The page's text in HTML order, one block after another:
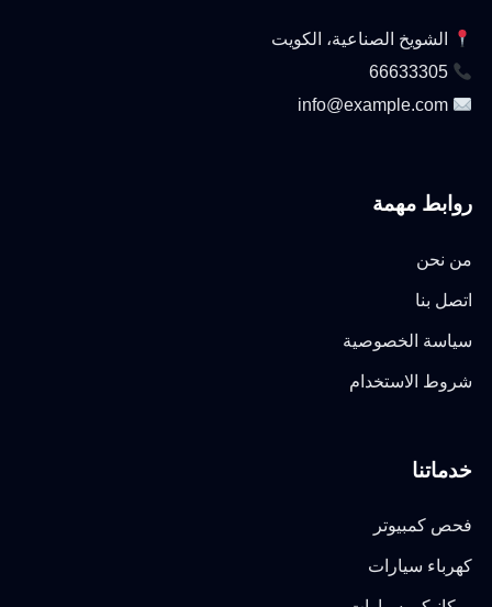
الشويخ الصناعية، الكويت
66633305
info@example.com
روابط مهمة
من نحن
اتصل بنا
سياسة الخصوصية
شروط الاستخدام
خدماتنا
فحص كمبيوتر
كهرباء سيارات